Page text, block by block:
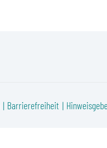
Barrierefreiheit